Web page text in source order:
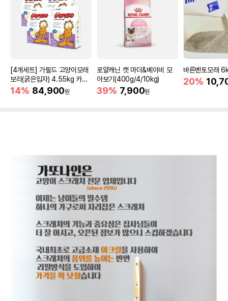
[4개세트] 가필드 고양이모래
보라(굵은입자) 4.55kg 카사
바모래
14% 84,900원
로얄캐닌 캣 마더&베이비 모
아보기(400g/4/10kg)
39% 7,900원
바른벤토모래
20%